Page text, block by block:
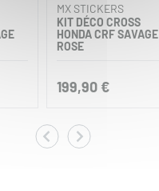
MX STICKERS
KIT DÉCO CROSS
HONDA CRF SAVAGE
ROSE
199,90 €